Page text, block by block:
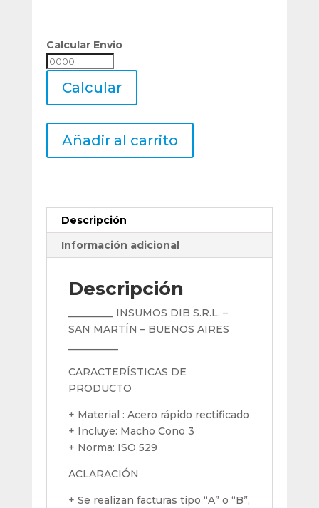
Calcular Envio
Calcular
Calcular
Uranga
Acero
M24
Cono
cantidad
Añadir al carrito
Descripción
Información adicional
Descripción
_________ INSUMOS DIB S.R.L. –
SAN MARTÍN – BUENOS AIRES
CARACTERÍSTICAS DE
PRODUCTO
+ Material : Acero rápido rectificado
+ Incluye: Macho Cono 3
+ Norma: ISO 529
ACLARACIÓN
+ Se realizan facturas tipo “A” o “B”,